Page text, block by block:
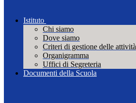
Istituto
Chi siamo
Dove siamo
Criteri di gestione delle attività
Organigramma
Uffici di Segreteria
Documenti della Scuola